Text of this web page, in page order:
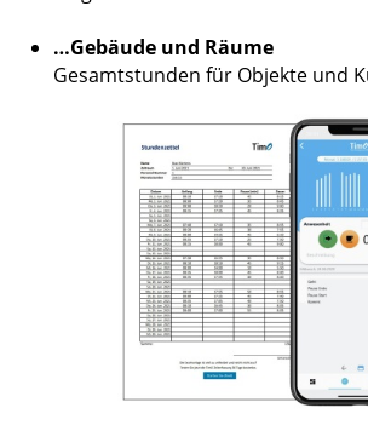
…Gebäude und Räume
Gesamtstunden für Objekte und